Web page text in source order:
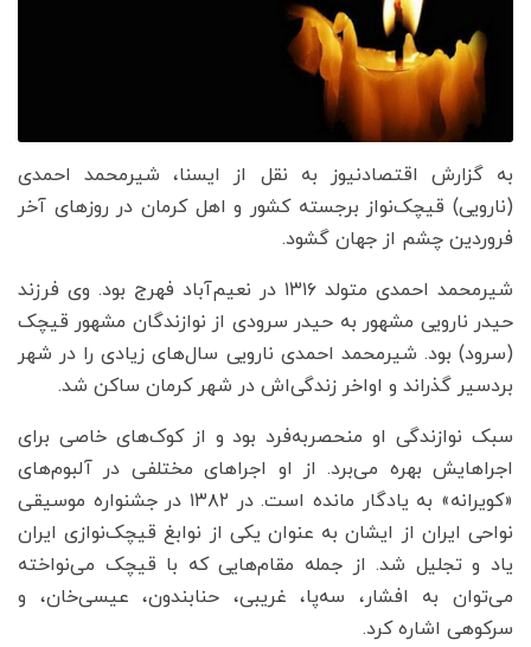
به گزارش اقتصادنیوز به نقل از ایسنا، شیرمحمد احمدی
(نارویی) قیچک‌نواز برجسته کشور و اهل کرمان در روزهای آخر
فروردین چشم از جهان گشود.
شیرمحمد احمدی متولد ۱۳۱۶ در نعیم‌آباد فهرج بود. وی فرزند
حیدر نارویی مشهور به حیدر سرودی از نوازندگان مشهور قیچک
(سرود) بود. شیرمحمد احمدی نارویی سال‌های زیادی را در شهر
بردسیر گذراند و اواخر زندگی‌اش در شهر کرمان ساکن شد.
سبک نوازندگی او منحصربه‌فرد بود و از کوک‌های خاصی برای
اجراهایش بهره می‌برد. از او اجراهای مختلفی در آلبوم‌های
«کویرانه» به یادگار مانده است. در ۱۳۸۲ در جشنواره موسیقی
نواحی ایران از ایشان به عنوان یکی از نوابغ قیچک‌نوازی ایران
یاد و تجلیل شد. از جمله مقام‌هایی که با قیچک می‌نواخته
می‌توان به افشار، سه‌پا، غریبی، حنابندون، عیسی‌خان، و
سرکوهی اشاره کرد.